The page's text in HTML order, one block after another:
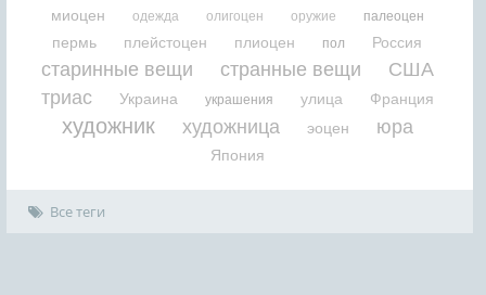
миоцен одежда олигоцен оружие палеоцен
пермь плейстоцен плиоцен пол Россия
старинные вещи странные вещи
США
триас
Украина украшения улица Франция
художник художница эоцен юра
Япония
Все теги